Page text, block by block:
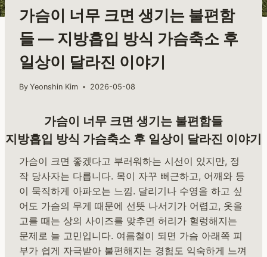
가슴이 너무 크면 생기는 불편함
들 — 지방흡입 방식 가슴축소 후
일상이 달라진 이야기
By Yeonshin Kim 2026-05-08
가슴이 너무 크면 생기는 불편함들
지방흡입 방식 가슴축소 후 일상이 달라진 이야기
가슴이 크면 좋겠다고 부러워하는 시선이 있지만, 정
작 당사자는 다릅니다. 목이 자꾸 뻐근하고, 어깨와 등
이 묵직하게 아파오는 느낌. 달리기나 수영을 하고 싶
어도 가슴의 무게 때문에 선뜻 나서기가 어렵고, 옷을
고를 때는 상의 사이즈를 맞추면 허리가 헐렁해지는
문제로 늘 고민입니다. 여름철이 되면 가슴 아래쪽 피
부가 쉽게 자극받아 불편해지는 경험도 익숙하게 느껴